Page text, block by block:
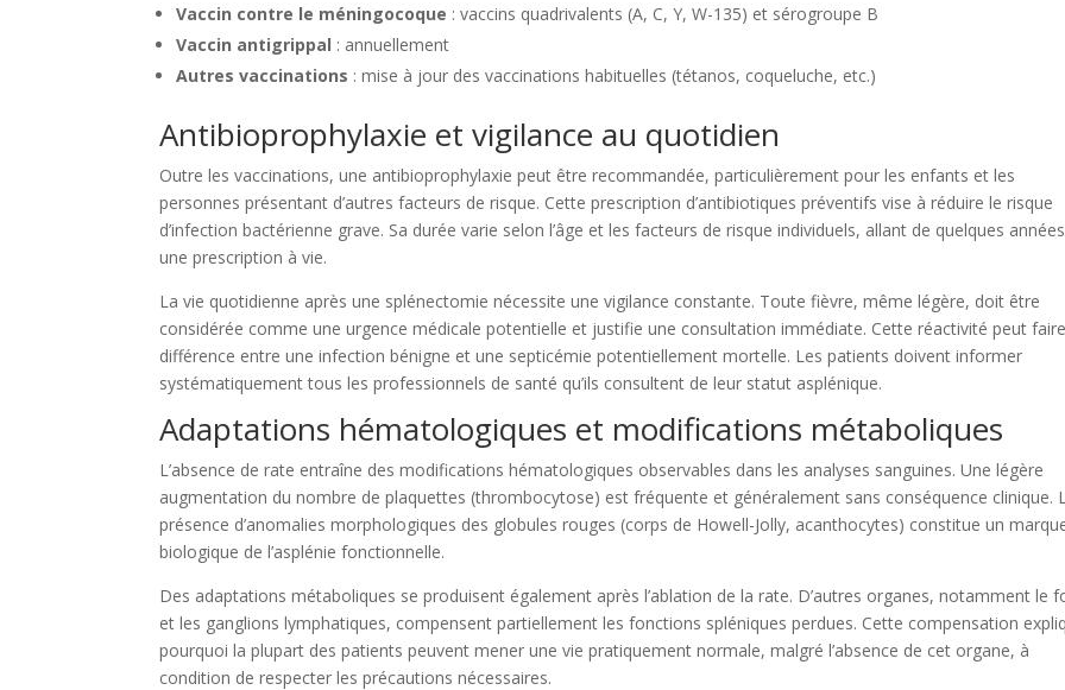
Vaccin contre le méningocoque : vaccins quadrivalents (A, C, Y, W-135) et sérogroupe B
Vaccin antigrippal : annuellement
Autres vaccinations : mise à jour des vaccinations habituelles (tétanos, coqueluche, etc.)
Antibioprophylaxie et vigilance au quotidien
Outre les vaccinations, une antibioprophylaxie peut être recommandée, particulièrement pour les enfants et les
personnes présentant d’autres facteurs de risque. Cette prescription d’antibiotiques préventifs vise à réduire le risque
d’infection bactérienne grave. Sa durée varie selon l’âge et les facteurs de risque individuels, allant de quelques
une prescription à vie.
La vie quotidienne après une splénectomie nécessite une vigilance constante. Toute fièvre, même légère, doit être
considérée comme une urgence médicale potentielle et justifie une consultation immédiate. Cette réactivité peut
différence entre une infection bénigne et une septicémie potentiellement mortelle. Les patients doivent informer
systématiquement tous les professionnels de santé qu’ils consultent de leur statut asplénique.
Adaptations hématologiques et modifications métaboliques
L’absence de rate entraîne des modifications hématologiques observables dans les analyses sanguines. Une légère
augmentation du nombre de plaquettes (thrombocytose) est fréquente et généralement sans conséquence clinique.
présence d’anomalies morphologiques des globules rouges (corps de Howell-Jolly, acanthocytes) constitue un
biologique de l’asplénie fonctionnelle.
Des adaptations métaboliques se produisent également après l’ablation de la rate. D’autres organes, notamment le
et les ganglions lymphatiques, compensent partiellement les fonctions spléniques perdues. Cette compensation
pourquoi la plupart des patients peuvent mener une vie pratiquement normale, malgré l’absence de cet organe, à
condition de respecter les précautions nécessaires.